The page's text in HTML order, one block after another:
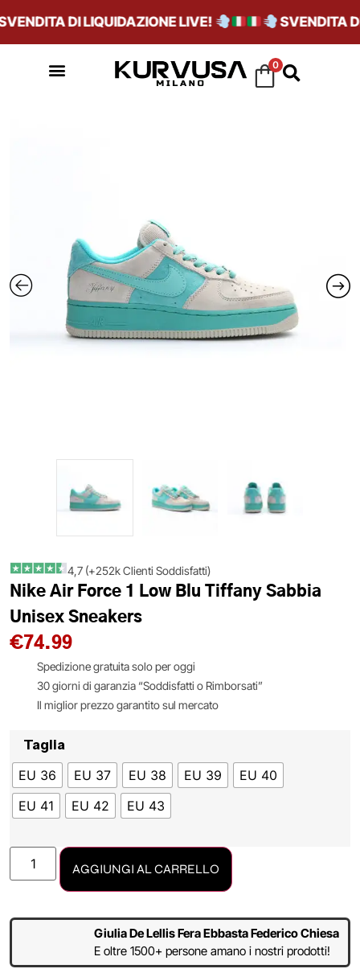
DI LIQUIDAZIONE LIVE! SVENDITA DI
0
4,7 (+252k Clienti Soddisfatti)
Nike Air Force 1 Low Blu Tiffany Sabbia
Unisex Sneakers
€74.99
Spedizione gratuita solo per oggi
30 giorni di garanzia “Soddisfatti o Rimborsati”
Il miglior prezzo garantito sul mercato
Taglia
EU 36
EU 37 EU 38 EU 39
EU 40
EU 41
EU 42 EU 43
AGGIUNGI AL CARRELLO
Giulia De Lellis Fera Ebbasta Federico Chiesa
E oltre 1500+ persone amano i nostri prodotti!